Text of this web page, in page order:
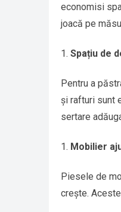
economisi
joacă pe
Spațiu de
Pentru a
și rafturi sunt
sertare
Mobilier
Piesele de
crește.